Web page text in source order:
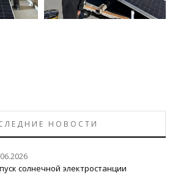
НОВОСТИ
солнечной электростанции